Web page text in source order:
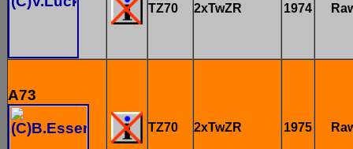
TZ70 2xTwZR 1974
A73
TZ70 2xTwZR 1975